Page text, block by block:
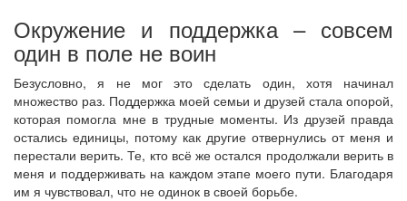
Окружение и поддержка – совсем
один в поле не воин
Безусловно, я не мог это сделать один, хотя начинал
множество раз. Поддержка моей семьи и друзей стала опорой,
которая помогла мне в трудные моменты. Из друзей правда
остались единицы, потому как другие отвернулись от меня и
перестали верить. Те, кто всё же остался продолжали верить в
меня и поддерживать на каждом этапе моего пути. Благодаря
им я чувствовал, что не одинок в своей борьбе.